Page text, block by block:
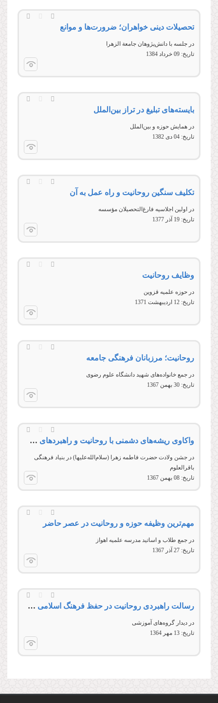
تحصیلات دینی خواهران؛ ضرورت‌ها و موانع
در جلسه با دانش‌پژوهان جامعة‌ الزهرا
تاریخ: 09 خرداد 1384
بایسته‌های تبلیغ در تراز بین‌الملل
در همايش حوزه و بین‌الملل
تاریخ: 04 دى 1382
تکلیف سنگین روحانیت و راه عمل به آن
در اولين اجلاسيه فارغ‏‌التحصيلان مؤسسه
تاریخ: 19 آذر 1377
وظایف روحانیت
در حوزه علمیه قزوین
تاریخ: 12 ارديبهشت 1371
روحانیت؛ مرزبانان فرهنگی جامعه
در جمع خانواده‌های شهید دانشگاه علوم رضوی
تاریخ: 30 بهمن 1367
واکاوی ریشه‌های دشمنی با روحانیت و راهبردهای صیانت از اعتبار معنوی آن
در جشن ولادت حضرت فاطمه زهرا (سلام‌الله‌علیها) در بنیاد فرهنگی
باقرالعلوم
تاریخ: 08 بهمن 1367
مهم‌ترین وظیفه حوزه و روحانیت در عصر حاضر
در جمع طلاب و اساتید مدرسه علمیه اهواز
تاریخ: 27 آذر 1367
رسالت راهبردی روحانیت در حفظ فرهنگ اسلامی و انقلابی
در دیدار گروه‌های آموزشی
تاریخ: 13 مهر 1364